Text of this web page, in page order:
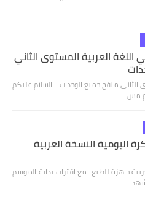
اللغة العربية المستوى الثاني
الثاني منقح جميع الوحدات السلام عليكم
مس…
اليومية النسخة العربية
جاهزة للطبع مع اقتراب بداية الموسم